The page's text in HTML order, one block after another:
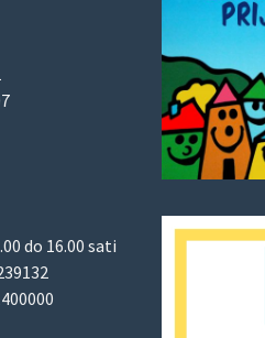
do 16.00 sati